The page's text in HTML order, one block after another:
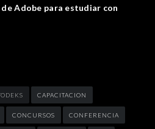
Adobe para estudiar con
CAPACITACION
CONCURSOS CONFERENCIA